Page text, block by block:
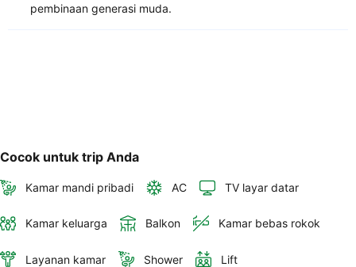
pembinaan generasi muda.
Cocok untuk trip Anda
Kamar mandi pribadi AC TV layar datar
Kamar keluarga Balkon Kamar bebas rokok
Layanan kamar Shower Lift